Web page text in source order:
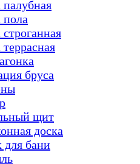
палубная
пола
бруса
щит
доска
для бани